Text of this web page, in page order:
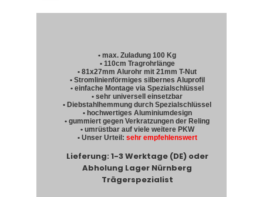
• max. Zuladung 100 Kg
• 110cm Tragrohrlänge
• 81x27mm Alurohr mit 21mm T-Nut
• Stromlinienförmiges silbernes Aluprofil
• einfache Montage via Spezialschlüssel
• sehr universell einsetzbar
• Diebstahlhemmung durch Spezialschlüssel
• hochwertiges Aluminiumdesign
• gummiert gegen Verkratzungen der Reling
• umrüstbar auf viele weitere PKW
• Unser Urteil: sehr empfehlenswert
Lieferung: 1-3 Werktage (DE) oder
Abholung Lager Nürnberg
Trägerspezialist